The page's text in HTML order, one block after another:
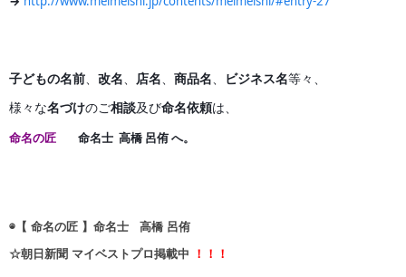
子どもの名前、 改名、 店名、 商品名、 ビジネス名等々、
様々な名づけのご相談及び命名依頼は、
命名の匠 命名士 高橋 呂侑 へ。
◉【 命名の匠 】命名士 高橋 呂侑
☆朝日新聞 マイベストプロ掲載中
！！！